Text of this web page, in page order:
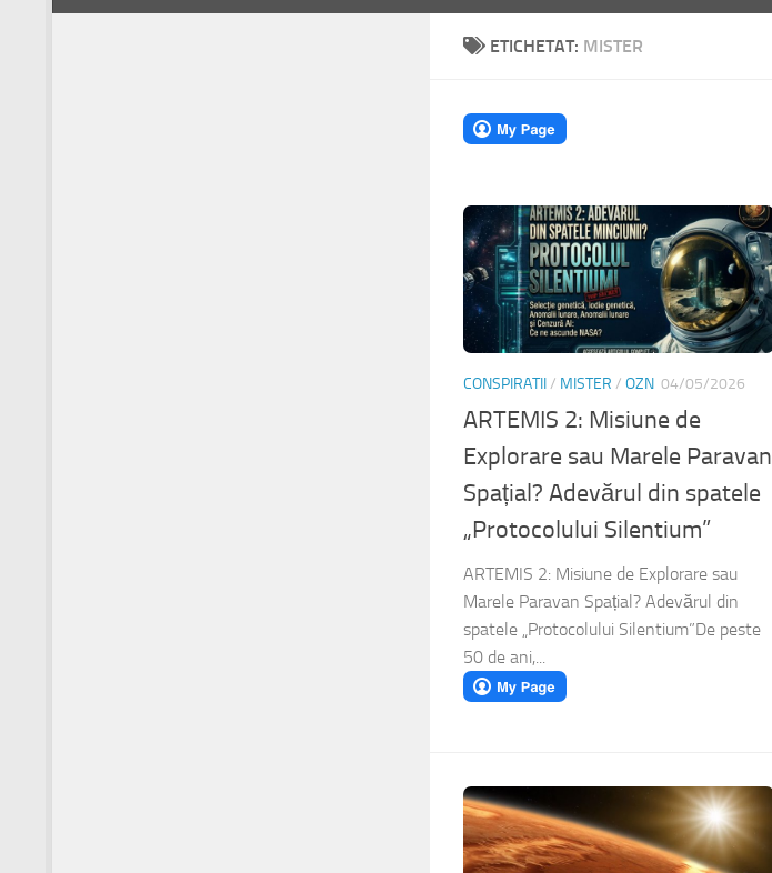
ETICHETAT: MISTER
CONSPIRATII/ MISTER / OZN 04/05/2026
ARTEMIS 2: Misiune de
Explorare sau Marele Paravan
Spațial? Adevărul din spatele
„Protocolului Silentium”
ARTEMIS 2: Misiune de Explorare sau
Marele Paravan Spațial? Adevărul din
spatele „Protocolului Silentium”​De peste
50 de ani,...